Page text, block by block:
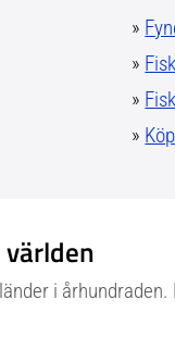
»
»
»
»
i